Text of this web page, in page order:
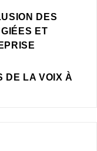
DES
ET
DE LA VOIX À